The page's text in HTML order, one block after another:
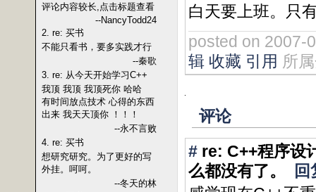
评论内容较长,点击标题查看
--NancyTodd24
2. re: 买书
不能只看书，要多实践才行
--秦歌
3. re: 从今天开始学习C++
我顶 我顶 我顶死你 哈哈
有时间放点技术 心得的东西
出来 我天天顶你 ！！！
--永不言败
4. re: 买书
想研究研究。为了更好的写
外挂。呵呵。
--冬天的林
白天要上班。只
posted on 2007-
辑 收藏 引用 所
评论
# re: C++程序设
么都没有了。
回